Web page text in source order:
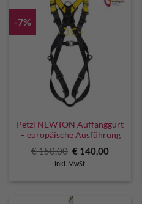
-7%
Petzl NEWTON Auffanggurt
– europäische Ausführung
€150,00 Ursprünglicher
war:
€ 140,00Aktueller
inkl. MwSt.